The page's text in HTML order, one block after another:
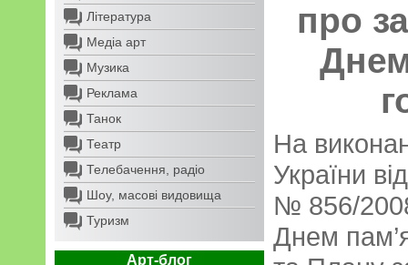
Література
Медіа арт
Музика
Реклама
Танок
Театр
Телебачення, радіо
Шоу, масові видовища
Туризм
Арт-блог
про
На
України
№ 856/
Днем